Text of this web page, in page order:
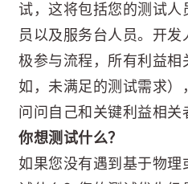
试，这将包括您的测试人
员以及服务台人员。开
极参与流程，所有利益相
如，未满足的测试需求）
问问自己和关键利益相关
你想测试什么？
如果您没有遇到基于物理